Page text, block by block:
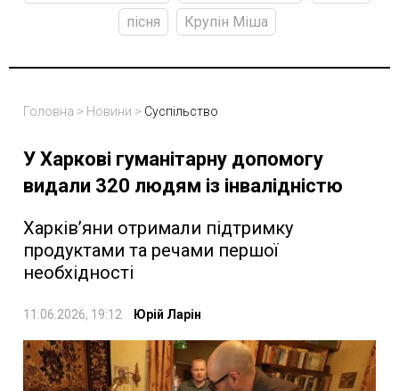
пісня
Крупін Міша
Головна > Новини > Суспільство
У Харкові гуманітарну допомогу
видали 320 людям із інвалідністю
Харків’яни отримали підтримку
продуктами та речами першої
необхідності
11.06.2026, 19:12 Юрій Ларін